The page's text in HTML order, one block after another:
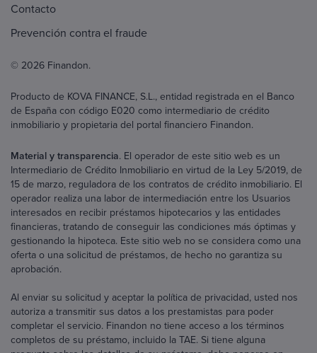
Contacto
Prevención contra el fraude
© 2026 Finandon.
Producto de KOVA FINANCE, S.L., entidad registrada en el Banco
de España con código E020 como intermediario de crédito
inmobiliario y propietaria del portal financiero Finandon.
Material y transparencia. El operador de este sitio web es un
Intermediario de Crédito Inmobiliario en virtud de la Ley 5/2019, de
15 de marzo, reguladora de los contratos de crédito inmobiliario. El
operador realiza una labor de intermediación entre los Usuarios
interesados en recibir préstamos hipotecarios y las entidades
financieras, tratando de conseguir las condiciones más óptimas y
gestionando la hipoteca. Este sitio web no se considera como una
oferta o una solicitud de préstamos, de hecho no garantiza su
aprobación.
Al enviar su solicitud y aceptar la política de privacidad, usted nos
autoriza a transmitir sus datos a los prestamistas para poder
completar el servicio. Finandon no tiene acceso a los términos
completos de su préstamo, incluido la TAE. Si tiene alguna